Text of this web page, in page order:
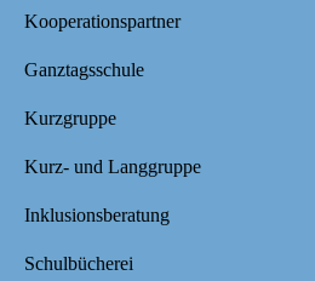
Kooperationspartner
Ganztagsschule
Kurzgruppe
Kurz- und Langgruppe
Inklusionsberatung
Schulbücherei